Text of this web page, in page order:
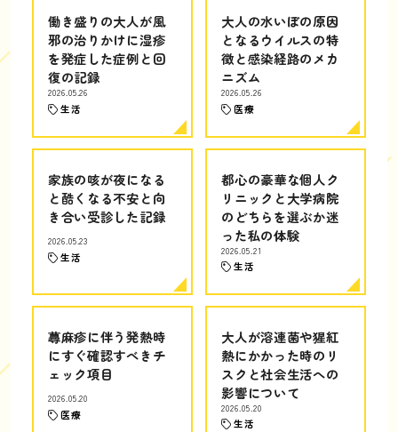
働き盛りの大人が風
邪の治りかけに湿疹
を発症した症例と回
復の記録
2026.05.26
生活
大人の水いぼの原因
となるウイルスの特
徴と感染経路のメカ
ニズム
2026.05.26
医療
家族の咳が夜になる
と酷くなる不安と向
き合い受診した記録
2026.05.23
生活
都心の豪華な個人ク
リニックと大学病院
のどちらを選ぶか迷
った私の体験
2026.05.21
生活
蕁麻疹に伴う発熱時
にすぐ確認すべきチ
ェック項目
2026.05.20
医療
大人が溶連菌や猩紅
熱にかかった時のリ
スクと社会生活への
影響について
2026.05.20
生活